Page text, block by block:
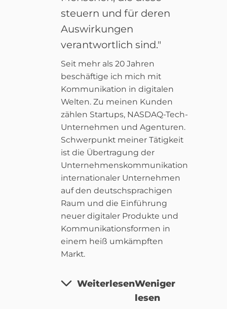
steuern und für deren
Auswirkungen
verantwortlich sind."
Seit mehr als 20 Jahren
beschäftige ich mich mit
Kommunikation in digitalen
Welten. Zu meinen Kunden
zählen Startups, NASDAQ-Tech-
Unternehmen und Agenturen.
Schwerpunkt meiner Tätigkeit
ist die Übertragung der
Unternehmenskommunikation
internationaler Unternehmen
auf den deutschsprachigen
Raum und die Einführung
neuer digitaler Produkte und
Kommunikationsformen in
einem heiß umkämpften
Markt.
WeiterlesenWeniger
lesen